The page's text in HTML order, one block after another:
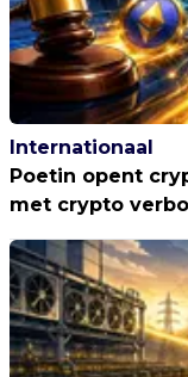
Internationaal
Poetin opent
met crypto